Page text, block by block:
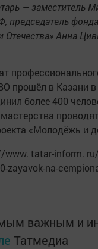
— заместитель
председатель фонда
Отечества» Анна
прошёл в Казани
более 400
«Молодёжь и
tatar-inform.
zayavok-na-
важным и
Татмедиа